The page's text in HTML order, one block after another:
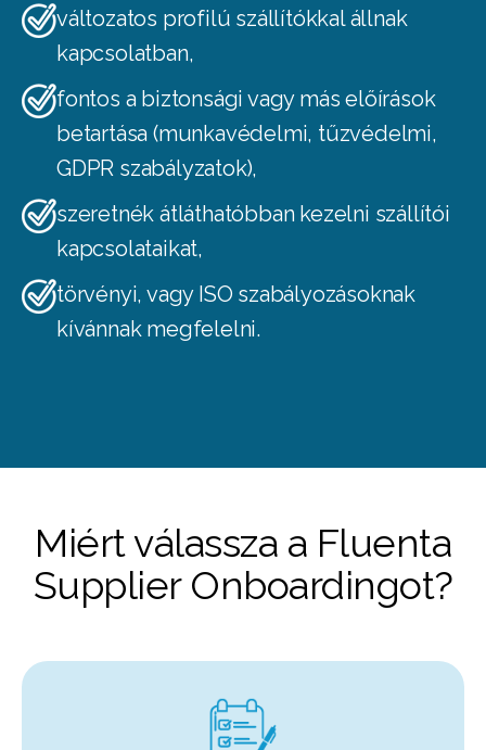
változatos profilú szállítókkal állnak
kapcsolatban,
fontos a biztonsági vagy más előírások
betartása (munkavédelmi, tűzvédelmi,
GDPR szabályzatok),
szeretnék átláthatóbban kezelni szállítói
kapcsolataikat,
törvényi, vagy ISO szabályozásoknak
kívánnak megfelelni.
Miért válassza a Fluenta
Supplier Onboardingot?